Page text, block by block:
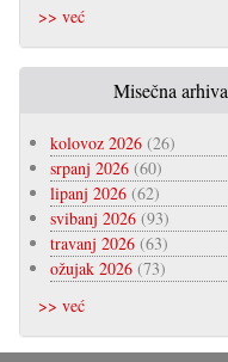
>> već
Misečna arhiva
kolovoz 2026(26)
srpanj 2026(60)
lipanj 2026(62)
svibanj 2026(93)
travanj 2026(63)
ožujak 2026(73)
>> već